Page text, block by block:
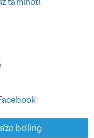
ta'minoti
bo‘ling